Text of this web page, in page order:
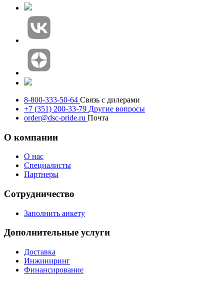
8-800-333-50-64 Связь с дилерами
+7 (351) 200-33-79 Другие вопросы
order@dsc-pride.ru Почта
О компании
О нас
Специалисты
Партнеры
Сотрудничество
Заполнить анкету
Дополнительные услуги
Доставка
Инжиниринг
Финансирование